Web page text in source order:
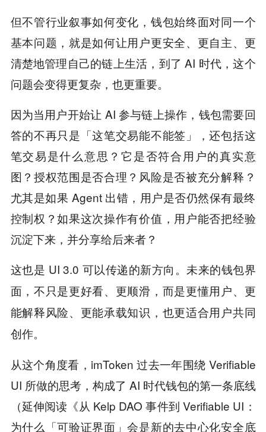
但不管行业叙事如何变化，钱包始终面对同一个
基本问题，就是如何让用户更安全、更自主、更
清楚地管理自己的链上生活，到了 AI 时代，这个
问题会变得更复杂，也更重要。
因为当用户开始让 AI 参与链上操作，钱包需要回
答的不再只是「这笔交易能不能签」，还包括这
笔交易是什么意思？它是否符合用户的真实意
图？授权范围是否合理？风险是否被充分解释？
尤其是如果 Agent 出错，用户是否仍然保有最终
控制权？如果这次操作有价值，用户能否把经验
沉淀下来，并分享给后来者？
这也是 UI 3.0 可以传递的新方向。 未来的钱包界
面，不只是更好看、更顺滑，而是更懂用户、更
能解释风险、更能承载知识，也更适合用户共同
创作。
从这个角度看，imToken 过去一年围绕 Verifiable
UI 所做的思考，构成了 AI 时代钱包的第一条底线
（延伸阅读《从 Kelp DAO 事件到 Verifiable UI：
为什么「可验证界面」会是新的去中心化安全底